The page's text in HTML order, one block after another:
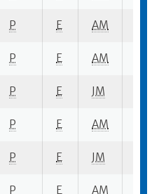
P E AM
P E AM
P E JM
P E AM
P E JM
P E AM